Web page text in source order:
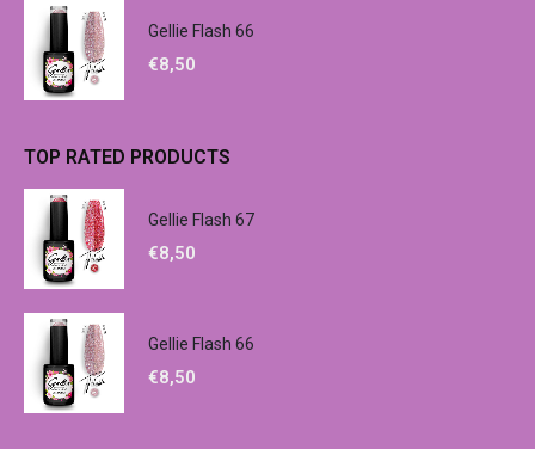
Gellie Flash 66
€8,50
TOP RATED PRODUCTS
Gellie Flash 67
€8,50
Gellie Flash 66
€8,50